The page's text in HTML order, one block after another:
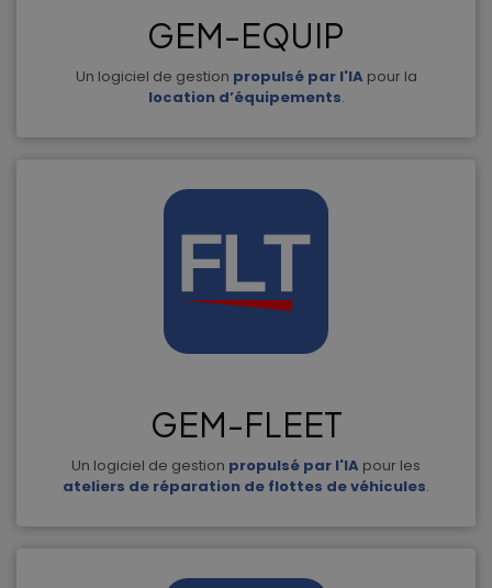
GEM-EQUIP
Un logiciel de gestion propulsé par l'IA pour la
location d’équipements.
GEM-FLEET
Un logiciel de gestion propulsé par l'IA pour les
ateliers de réparation de flottes de véhicules.